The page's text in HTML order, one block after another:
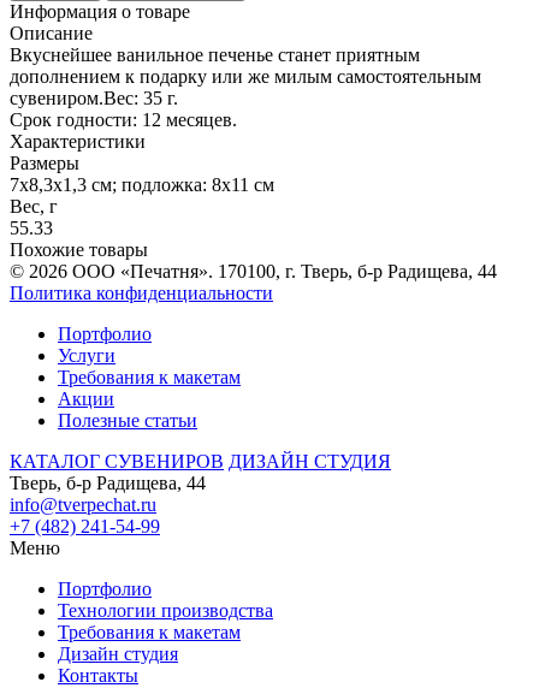
Информация о товаре
Описание
Вкуснейшее ванильное печенье станет приятным
дополнением к подарку или же милым самостоятельным
сувениром.Вес: 35 г.
Срок годности: 12 месяцев.
Характеристики
Размеры
7x8,3x1,3 см; подложка: 8х11 см
Вес, г
55.33
Похожие товары
© 2026 ООО «Печатня». 170100, г. Тверь, б-р Радищева, 44
Политика конфиденциальности
Портфолио
Услуги
Требования к макетам
Акции
Полезные статьи
КАТАЛОГ СУВЕНИРОВ ДИЗАЙН СТУДИЯ
Тверь, б-р Радищева, 44
info@tverpechat.ru
+7 (482) 241-54-99
Меню
Портфолио
Технологии производства
Требования к макетам
Дизайн студия
Контакты